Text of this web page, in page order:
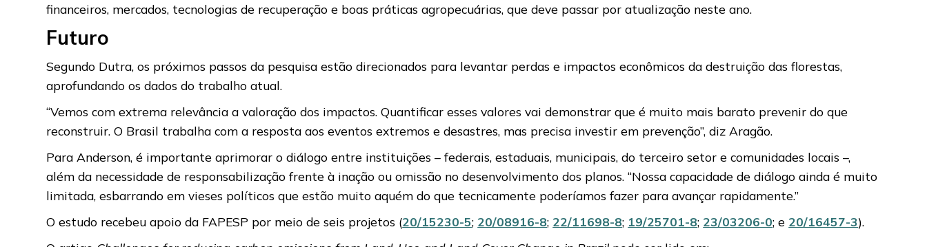
financeiros, mercados, tecnologias de recuperação e boas práticas agropecuárias, que deve passar por atualização neste ano.
Futuro
Segundo Dutra, os próximos passos da pesquisa estão direcionados para levantar perdas e impactos econômicos da destruição das florestas,
aprofundando os dados do trabalho atual.
“Vemos com extrema relevância a valoração dos impactos. Quantificar esses valores vai demonstrar que é muito mais barato prevenir do que
reconstruir. O Brasil trabalha com a resposta aos eventos extremos e desastres, mas precisa investir em prevenção”, diz Aragão.
Para Anderson, é importante aprimorar o diálogo entre instituições – federais, estaduais, municipais, do terceiro setor e comunidades locais –,
além da necessidade de responsabilização frente à inação ou omissão no desenvolvimento dos planos. “Nossa capacidade de diálogo ainda é muito
limitada, esbarrando em vieses políticos que estão muito aquém do que tecnicamente poderíamos fazer para avançar rapidamente.”
O estudo recebeu apoio da FAPESP por meio de seis projetos (20/15230-5; 20/08916-8; 22/11698-8; 19/25701-8; 23/03206-0; e 20/16457-3).